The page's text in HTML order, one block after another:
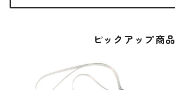
ピックアップ商品